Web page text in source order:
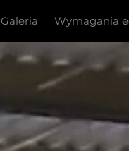
Galeria Wymagania